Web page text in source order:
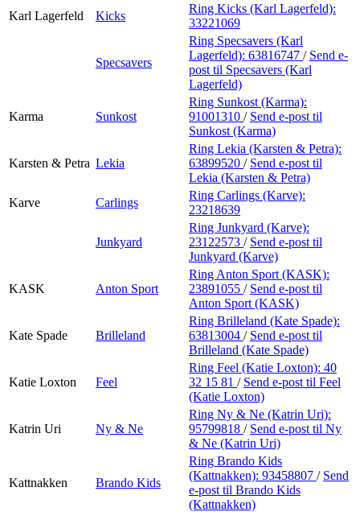
Karl Lagerfeld
Kicks
Ring Kicks (Karl Lagerfeld):
33221069
Specsavers
Ring Specsavers (Karl
Lagerfeld): 63816747 / Send e-
post til Specsavers (Karl
Lagerfeld)
Karma Sunkost
Ring Sunkost (Karma):
91001310 / Send e-post til
Sunkost (Karma)
Karsten & Petra Lekia
Ring Lekia (Karsten & Petra):
63899520 / Send e-post til
Lekia (Karsten & Petra)
Karve
Carlings
Ring Carlings (Karve):
23218639
Junkyard
Ring Junkyard (Karve):
23122573 / Send e-post til
Junkyard (Karve)
KASK Anton Sport
Ring Anton Sport (KASK):
23891055 / Send e-post til
Anton Sport (KASK)
Kate Spade Brilleland
Ring Brilleland (Kate Spade):
63813004 / Send e-post til
Brilleland (Kate Spade)
Katie Loxton Feel
Ring Feel (Katie Loxton): 40
32 15 81 / Send e-post til Feel
(Katie Loxton)
Katrin Uri Ny & Ne
Ring Ny & Ne (Katrin Uri):
95799818 / Send e-post til Ny
& Ne (Katrin Uri)
Kattnakken Brando Kids
Ring Brando Kids
(Kattnakken): 93458807 / Send
e-post til Brando Kids
(Kattnakken)